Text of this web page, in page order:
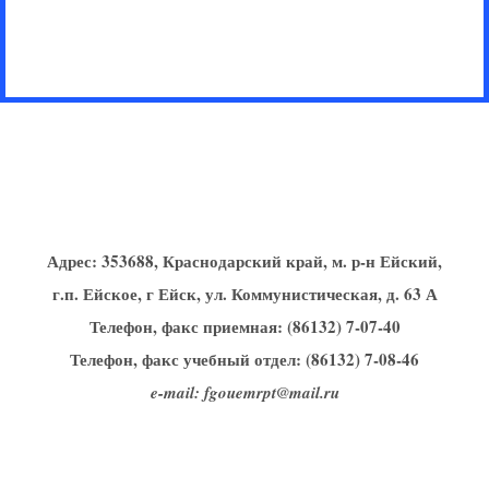
Адрес: 353688, Краснодарский край, м. р-н Ейский,
г.п. Ейское, г Ейск, ул. Коммунистическая, д. 63 А
Телефон, факс приемная: (86132) 7-07-40
Телефон, факс учебный отдел: (86132) 7-08-46
e-mail: fgouemrpt@mail.ru